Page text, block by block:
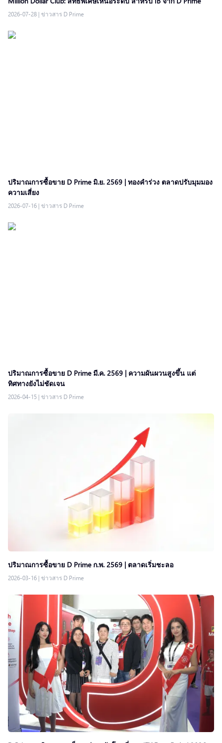
2026-07-28 | ข่าวสาร D Prime
ปริมาณการซื้อขาย D Prime มิ.ย. 2569 | ทองคำร่วง ตลาดปรับมุมมอง
ความเสี่ยง
2026-07-16 | ข่าวสาร D Prime
ปริมาณการซื้อขาย D Prime มี.ค. 2569 | ความผันผวนสูงขึ้น แต่
ทิศทางยังไม่ชัดเจน
2026-04-15 | ข่าวสาร D Prime
ปริมาณการซื้อขาย D Prime ก.พ. 2569 | ตลาดเริ่มชะลอ
2026-03-16 | ข่าวสาร D Prime